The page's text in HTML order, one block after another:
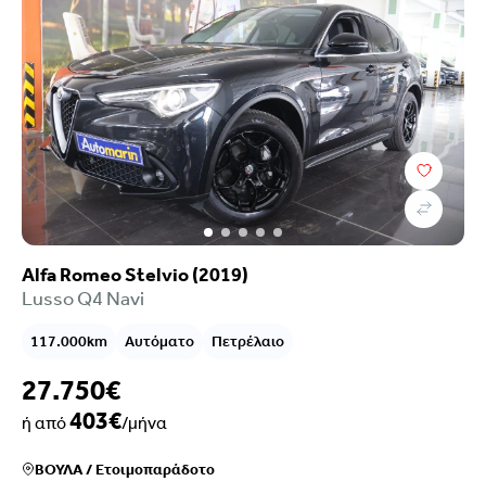
Alfa Romeo Stelvio (2019)
Lusso Q4 Navi
117.000km Αυτόματο Πετρέλαιο
27.750€
ή από403€/μήνα
ΒΟΥΛΑ/Ετοιμοπαράδοτο
Τιμή
Επιλογές χρηματοδότησης
Χρονολογία
Καύσιμο
Σασμάν
Χιλιόμετρα
Κυβικά
Ιπποδύναμη
Μετάδοση
Euroclass
Ρύποι
Καθίσματα